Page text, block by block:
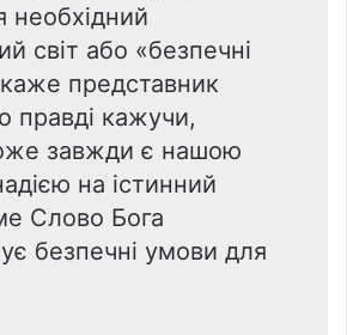
необхідний
світ або «безпечні
представник
правді кажучи,
завжди є нашою
на істинний
Слово Бога
безпечні умови для